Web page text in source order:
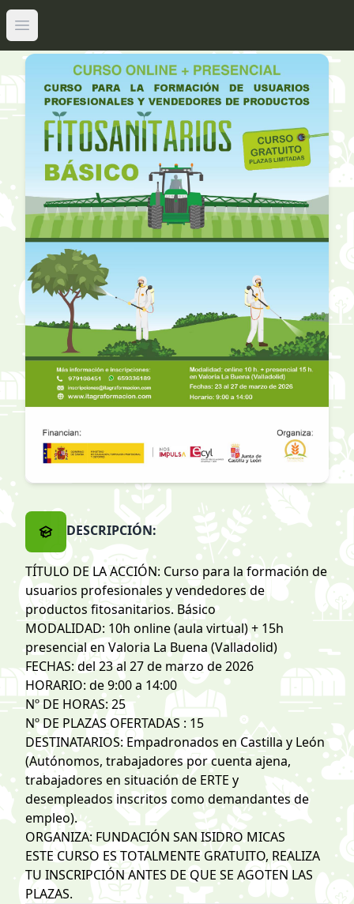
Abrir menú principal
DESCRIPCIÓN:
TÍTULO DE LA ACCIÓN: Curso para la formación de
usuarios profesionales y vendedores de
productos fitosanitarios. Básico
MODALIDAD: 10h online (aula virtual) + 15h
presencial en Valoria La Buena (Valladolid)
FECHAS: del 23 al 27 de marzo de 2026
HORARIO: de 9:00 a 14:00
Nº DE HORAS: 25
Nº DE PLAZAS OFERTADAS : 15
DESTINATARIOS: Empadronados en Castilla y León
(Autónomos, trabajadores por cuenta ajena,
trabajadores en situación de ERTE y
desempleados inscritos como demandantes de
empleo).
ORGANIZA: FUNDACIÓN SAN ISIDRO MICAS
ESTE CURSO ES TOTALMENTE GRATUITO, REALIZA
TU INSCRIPCIÓN ANTES DE QUE SE AGOTEN LAS
PLAZAS.